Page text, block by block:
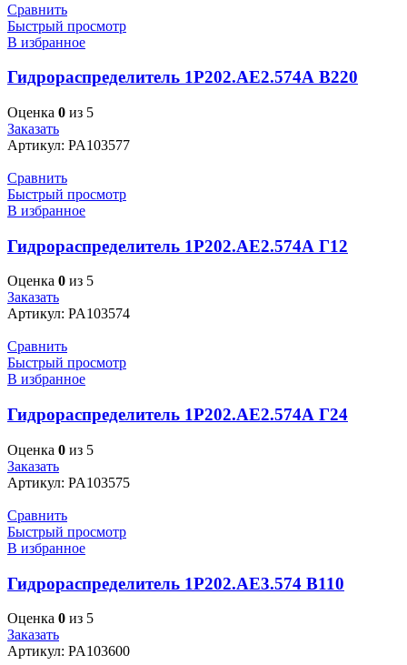
Сравнить
Быстрый просмотр
В избранное
Гидрораспределитель 1Р202.АЕ2.574А В220
Оценка 0 из 5
Заказать
Артикул: PA103577
Сравнить
Быстрый просмотр
В избранное
Гидрораспределитель 1Р202.АЕ2.574А Г12
Оценка 0 из 5
Заказать
Артикул: PA103574
Сравнить
Быстрый просмотр
В избранное
Гидрораспределитель 1Р202.АЕ2.574А Г24
Оценка 0 из 5
Заказать
Артикул: PA103575
Сравнить
Быстрый просмотр
В избранное
Гидрораспределитель 1Р202.АЕ3.574 В110
Оценка 0 из 5
Заказать
Артикул: PA103600